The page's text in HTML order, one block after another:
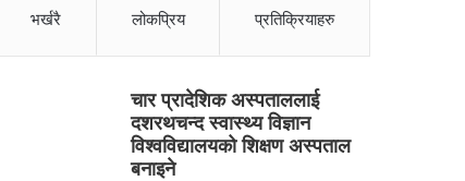
भर्खरै लोकप्रिय प्रतिक्रियाहरु
चार प्रादेशिक अस्पताललाई
दशरथचन्द स्वास्थ्य विज्ञान
विश्वविद्यालयको शिक्षण अस्पताल
बनाइने